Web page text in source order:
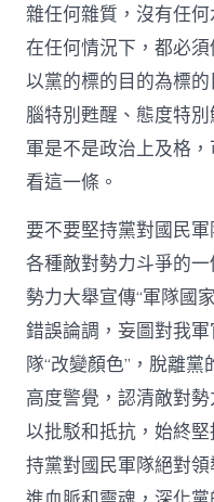
雜任何雜質，沒有任
在任何情況下，都必
以黨的標的目的為標
腦特別甦醒、態度特
軍是不是政治上及格
看這一條。
要不要堅持黨對國民
各種敵對勢力斗爭的
勢力大舉宣傳“軍隊國
錯誤論調，妄圖對我
隊“改變顏色”，脫離
高度警覺，認清敵對
以批駁和抵抗，始終
持黨對國民軍隊絕對